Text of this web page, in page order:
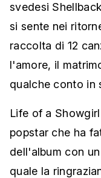
svedesi
si sente nei
raccolta di 12
l'amore, il
qualche conto in
Life of a
popstar che ha
dell'album con
quale la